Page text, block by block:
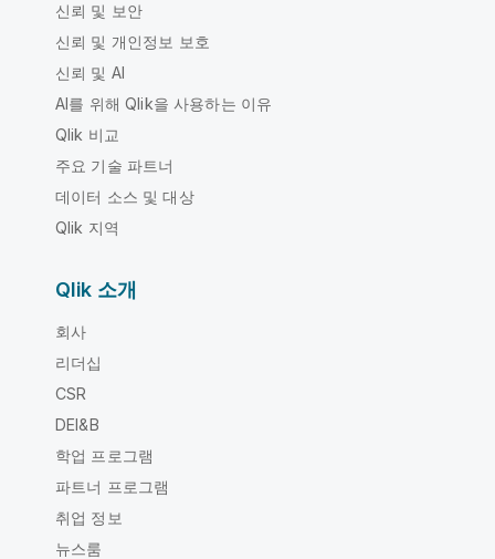
신뢰 및 보안
신뢰 및 개인정보 보호
신뢰 및 AI
AI를 위해 Qlik을 사용하는 이유
Qlik 비교
주요 기술 파트너
데이터 소스 및 대상
Qlik 지역
Qlik 소개
회사
리더십
CSR
DEI&B
학업 프로그램
파트너 프로그램
취업 정보
뉴스룸